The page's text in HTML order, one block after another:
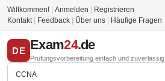
Willkommen! Anmelden
Registrieren
Kontakt
Feedback Über uns Häufige Fragen
DE Exam24.de
Prüfungsvorbereitung einfach und zuverlässig